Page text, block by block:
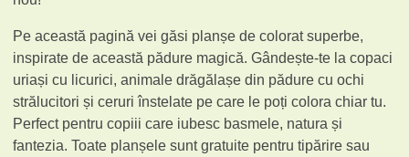
Pe această pagină vei găsi planșe de colorat superbe,
inspirate de această pădure magică. Gândește-te la copaci
uriași cu licurici, animale drăgălașe din pădure cu ochi
strălucitori și ceruri înstelate pe care le poți colora chiar tu.
Perfect pentru copiii care iubesc basmele, natura și
fantezia. Toate planșele sunt gratuite pentru tipărire sau